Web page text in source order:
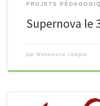
PROJETS
Supernova le
par Webmestre campus